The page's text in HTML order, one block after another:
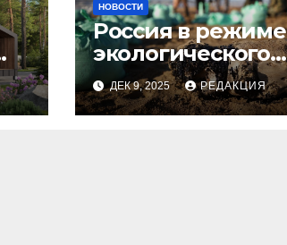
НОВОСТИ
Россия в режиме
экологического
износа
ДЕК 9, 2025 РЕДАКЦИЯ